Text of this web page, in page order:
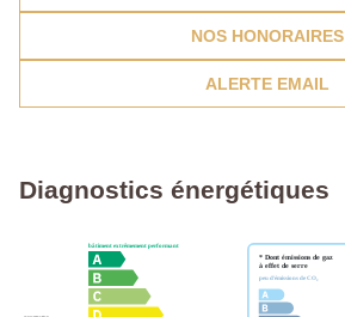
NOS HONORAIRES
ALERTE EMAIL
Diagnostics énergétiques